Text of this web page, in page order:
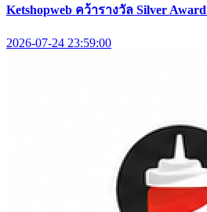
Ketshopweb คว้ารางวัล Silver
2026-07-24 23:59:00